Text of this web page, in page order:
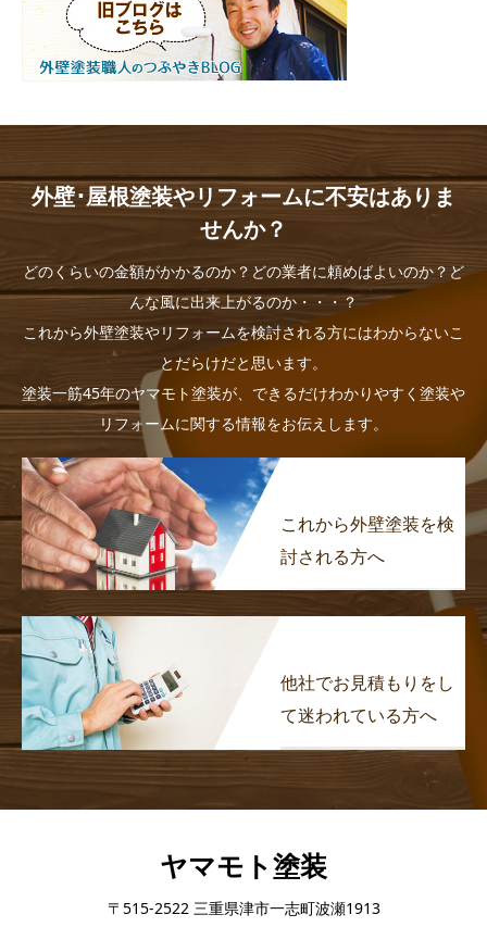
外壁･屋根塗装やリフォームに不安はありま
せんか？
どのくらいの金額がかかるのか？どの業者に頼めばよいのか？ど
んな風に出来上がるのか・・・？
これから外壁塗装やリフォームを検討される方にはわからないこ
とだらけだと思います。
塗装一筋45年のヤマモト塗装が、できるだけわかりやすく塗装や
リフォームに関する情報をお伝えします。
これから外壁塗装を検
討される方へ
他社でお見積もりをし
て迷われている方へ
ヤマモト塗装
〒515-2522 三重県津市一志町波瀬1913